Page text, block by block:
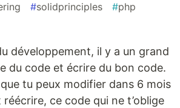
#solidprinciples #php
développement, il y a un grand
du code et écrire du bon code.
tu peux modifier dans 6 mois
ce code qui ne t’oblige